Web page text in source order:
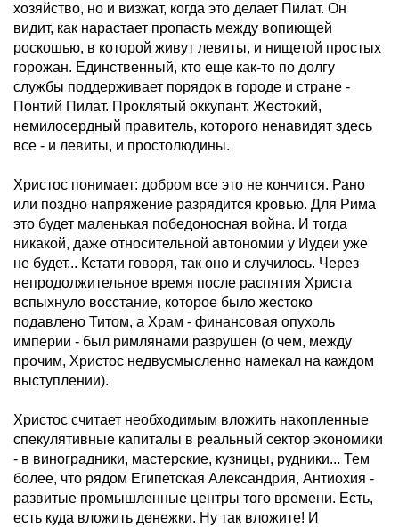
хозяйство, но и визжат, когда это делает Пилат. Он
видит, как нарастает пропасть между вопиющей
роскошью, в которой живут левиты, и нищетой простых
горожан. Единственный, кто еще как-то по долгу
службы поддерживает порядок в городе и стране -
Понтий Пилат. Проклятый оккупант. Жестокий,
немилосердный правитель, которого ненавидят здесь
все - и левиты, и простолюдины.
Христос понимает: добром все это не кончится. Рано
или поздно напряжение разрядится кровью. Для Рима
это будет маленькая победоносная война. И тогда
никакой, даже относительной автономии у Иудеи уже
не будет... Кстати говоря, так оно и случилось. Через
непродолжительное время после распятия Христа
вспыхнуло восстание, которое было жестоко
подавлено Титом, а Храм - финансовая опухоль
империи - был римлянами разрушен (о чем, между
прочим, Христос недвусмысленно намекал на каждом
выступлении).
Христос считает необходимым вложить накопленные
спекулятивные капиталы в реальный сектор экономики
- в виноградники, мастерские, кузницы, рудники... Тем
более, что рядом Египетская Александрия, Антиохия -
развитые промышленные центры того времени. Есть,
есть куда вложить денежки. Ну так вложите! И